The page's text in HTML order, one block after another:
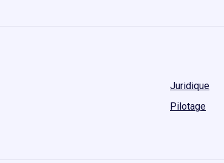
Juridique
Pilotage